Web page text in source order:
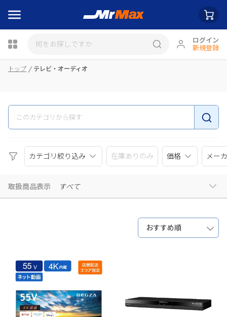
ログイン
新規登録
瓶詰
トップ テレビ・オーディオ
カテゴリ絞り込み 在庫ありのみ 価格 メー
取扱商品表示 すべて
おすすめ順